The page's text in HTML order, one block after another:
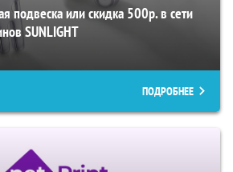
подвеска или скидка 500р. в сети
SUNLIGHT
ПОДРОБНЕЕ